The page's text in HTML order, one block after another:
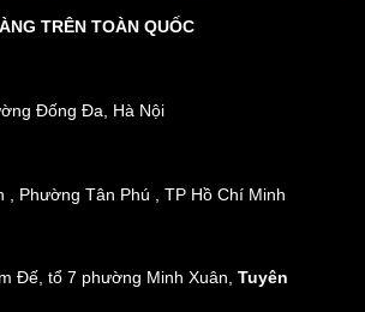
TRÊN TOÀN QUỐC
Đống Đa, Hà Nội
, Phường Tân Phú , TP Hồ Chí Minh
Đế, tổ 7 phường Minh Xuân, Tuyên